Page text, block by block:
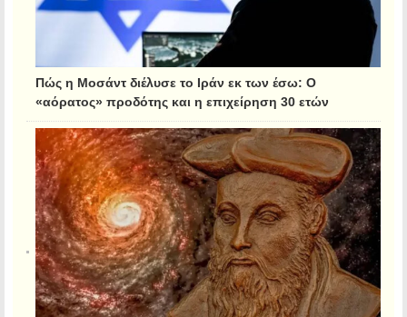
Πώς η Μοσάντ διέλυσε το Ιράν εκ των έσω: Ο
«αόρατος» προδότης και η επιχείρηση 30 ετών